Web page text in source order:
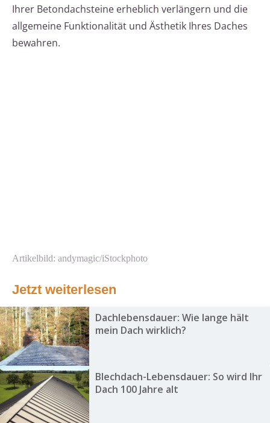
Ihrer Betondachsteine erheblich verlängern und die
allgemeine Funktionalität und Ästhetik Ihres Daches
bewahren.
Artikelbild: andymagic/iStockphoto
Jetzt weiterlesen
Dachlebensdauer: Wie lange hält
mein Dach wirklich?
Blechdach-Lebensdauer: So wird Ihr
Dach 100 Jahre alt